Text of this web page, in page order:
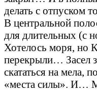
делать с отпуском
В центральной
для длительных (с
Хотелось моря, но
перекрыли… Засел
скататься на мела,
«места силы». И…